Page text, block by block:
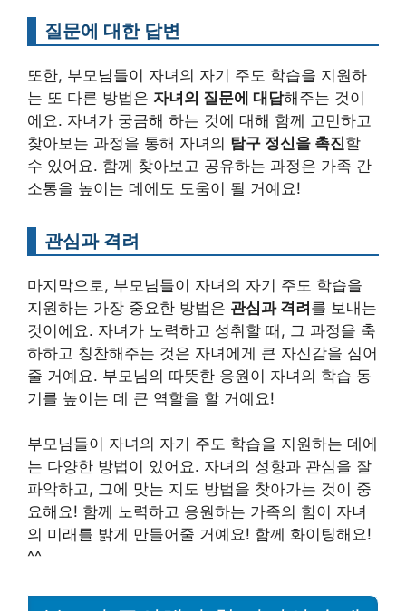
질문에 대한 답변
또한, 부모님들이 자녀의 자기 주도 학습을 지원하
는 또 다른 방법은 자녀의 질문에 대답해주는 것이
에요. 자녀가 궁금해 하는 것에 대해 함께 고민하고
찾아보는 과정을 통해 자녀의 탐구 정신을 촉진할
수 있어요. 함께 찾아보고 공유하는 과정은 가족 간
소통을 높이는 데에도 도움이 될 거예요!
관심과 격려
마지막으로, 부모님들이 자녀의 자기 주도 학습을
지원하는 가장 중요한 방법은 관심과 격려를 보내는
것이에요. 자녀가 노력하고 성취할 때, 그 과정을 축
하하고 칭찬해주는 것은 자녀에게 큰 자신감을 심어
줄 거예요. 부모님의 따뜻한 응원이 자녀의 학습 동
기를 높이는 데 큰 역할을 할 거예요!
부모님들이 자녀의 자기 주도 학습을 지원하는 데에
는 다양한 방법이 있어요. 자녀의 성향과 관심을 잘
파악하고, 그에 맞는 지도 방법을 찾아가는 것이 중
요해요! 함께 노력하고 응원하는 가족의 힘이 자녀
의 미래를 밝게 만들어줄 거예요! 함께 화이팅해요!
^^